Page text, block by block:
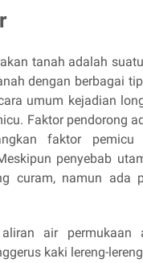
tanah adalah
dengan berbagai
umum kejadian
Faktor pendorong
faktor
penyebab
curam, namun
air permukaan
kaki lereng-